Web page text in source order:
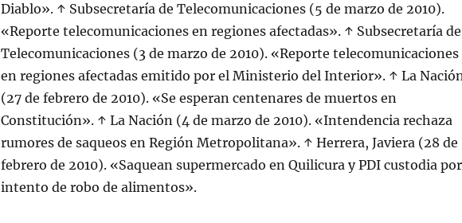
Diablo». ↑ Subsecretaría de Telecomunicaciones (5 de marzo de 2010).
«Reporte telecomunicaciones en regiones afectadas». ↑ Subsecretaría de
Telecomunicaciones (3 de marzo de 2010). «Reporte telecomunicaciones
en regiones afectadas emitido por el Ministerio del Interior». ↑ La
(27 de febrero de 2010). «Se esperan centenares de muertos en
Constitución». ↑ La Nación (4 de marzo de 2010). «Intendencia rechaza
rumores de saqueos en Región Metropolitana». ↑ Herrera, Javiera (28 de
febrero de 2010). «Saquean supermercado en Quilicura y PDI custodia por
intento de robo de alimentos».